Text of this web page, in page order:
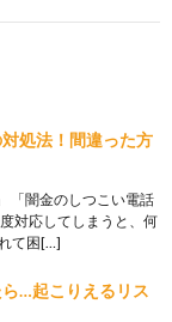
処法！間違った方
「闇金のしつこい電話
対応してしまうと、何
て困[…]
…起こりえるリス